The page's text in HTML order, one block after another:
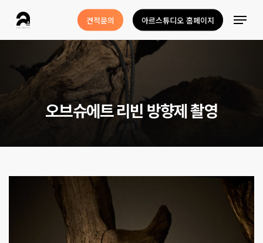
content
견적문의 아르스튜디오 홈페이지
Menu
오브슈에트리빈 방향제촬영
Close